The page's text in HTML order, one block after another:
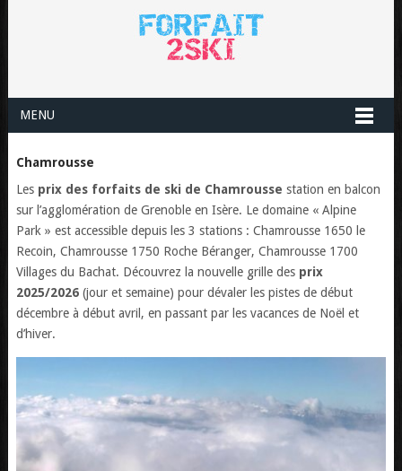
MENU
Chamrousse
Les prix des forfaits de ski de Chamrousse station en balcon
sur l’agglomération de Grenoble en Isère. Le domaine « Alpine
Park » est accessible depuis les 3 stations : Chamrousse 1650 le
Recoin, Chamrousse 1750 Roche Béranger, Chamrousse 1700
Villages du Bachat. Découvrez la nouvelle grille des prix
2025/2026(jour et semaine) pour dévaler les pistes de début
décembre à début avril, en passant par les vacances de Noël et
d’hiver.